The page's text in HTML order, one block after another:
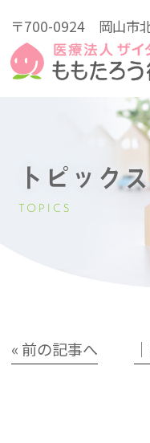
〒700-0924 岡山市
トピック
TOPICS
« 前の記事へ